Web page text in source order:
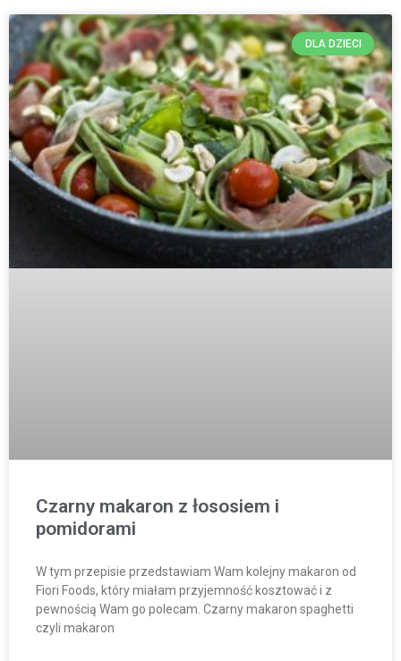
DLA DZIECI
Czarny makaron z łososiem i
pomidorami
W tym przepisie przedstawiam Wam kolejny makaron od
Fiori Foods, który miałam przyjemność kosztować i z
pewnością Wam go polecam. Czarny makaron spaghetti
czyli makaron